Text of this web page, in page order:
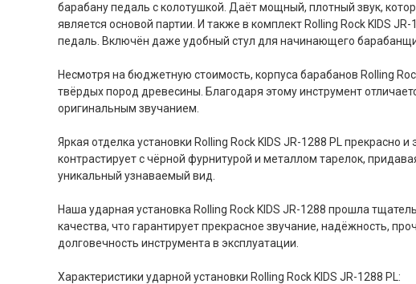
барабану педаль с колотушкой. Даёт мощный, плотный звук,
является основой партии. И также в комплект Rolling Rock KIDS
педаль. Включён даже удобный стул для начинающего
Несмотря на бюджетную стоимость, корпуса барабанов Rolling
твёрдых пород древесины. Благодаря этому инструмент
оригинальным звучанием.
Яркая отделка установки Rolling Rock KIDS JR-1288 PL прекрасно
контрастирует с чёрной фурнитурой и металлом тарелок,
уникальный узнаваемый вид.
Наша ударная установка Rolling Rock KIDS JR-1288 прошла
качества, что гарантирует прекрасное звучание, надёжность,
долговечность инструмента в эксплуатации.
Характеристики ударной установки Rolling Rock KIDS JR-1288 PL: